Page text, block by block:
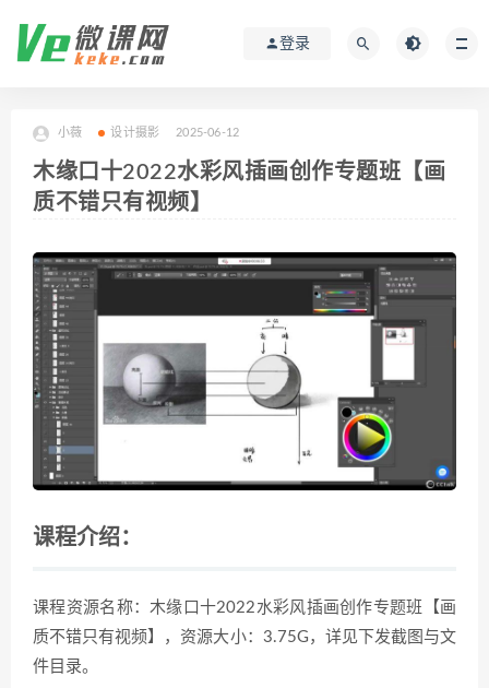
登录
小薇 设计摄影 2025-06-12
木缘口十2022水彩风插画创作专题班【画
质不错只有视频】
课程介绍：
课程资源名称：木缘口十2022水彩风插画创作专题班【画
质不错只有视频】，资源大小：3.75G，详见下发截图与文
件目录。